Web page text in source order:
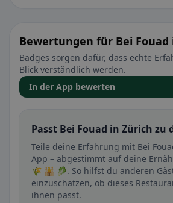
Bewertungen für Bei Fouad
Badges sorgen dafür, dass echte
Blick verständlich werden.
In der App bewerten
Passt Bei Fouad in Zürich zu
Teile deine Erfahrung mit Bei
App – abgestimmt auf deine
🌾 🕌 🥬. So hilfst du anderen
einzuschätzen, ob dieses
ihnen passt.